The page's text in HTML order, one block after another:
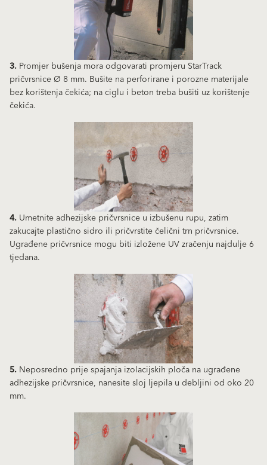
3. Promjer bušenja mora odgovarati promjeru StarTrack
pričvrsnice Ø 8 mm. Bušite na perforirane i porozne materijale
bez korištenja čekića; na ciglu i beton treba bušiti uz korištenje
čekića.
4. Umetnite adhezijske pričvrsnice u izbušenu rupu, zatim
zakucajte plastično sidro ili pričvrstite čelični trn pričvrsnice.
Ugrađene pričvrsnice mogu biti izložene UV zračenju najdulje 6
tjedana.
5. Neposredno prije spajanja izolacijskih ploča na ugrađene
adhezijske pričvrsnice, nanesite sloj ljepila u debljini od oko 20
mm.